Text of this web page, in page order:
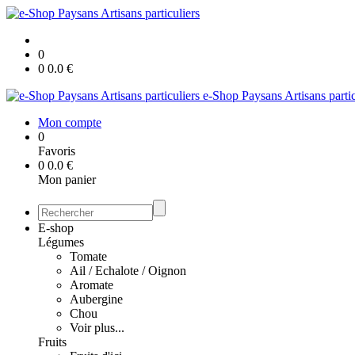
0
0 0.0 €
e-Shop Paysans Artisans
Mon compte
0
Favoris
0 0.0 €
Mon panier
E-shop
Légumes
Tomate
Ail / Echalote / Oignon
Aromate
Aubergine
Chou
Voir plus...
Fruits